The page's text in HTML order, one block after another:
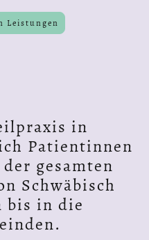
Leistungen
in
Patientinnen
gesamten
Schwäbisch
bis in die